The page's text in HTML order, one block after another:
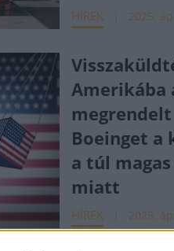
HÍREK 2025.
Amerikába
megrendelt
Boeinget a
a túl
miatt
HÍREK 2025.